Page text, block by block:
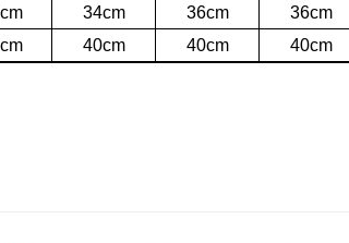
34cm 36cm 36cm
40cm 40cm 40cm